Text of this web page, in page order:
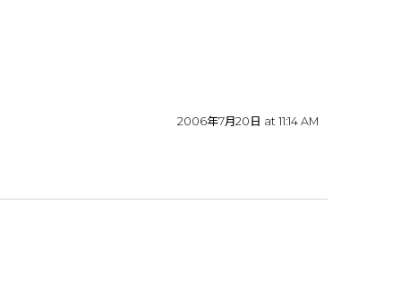
2006年7月20日 at 11:14 AM